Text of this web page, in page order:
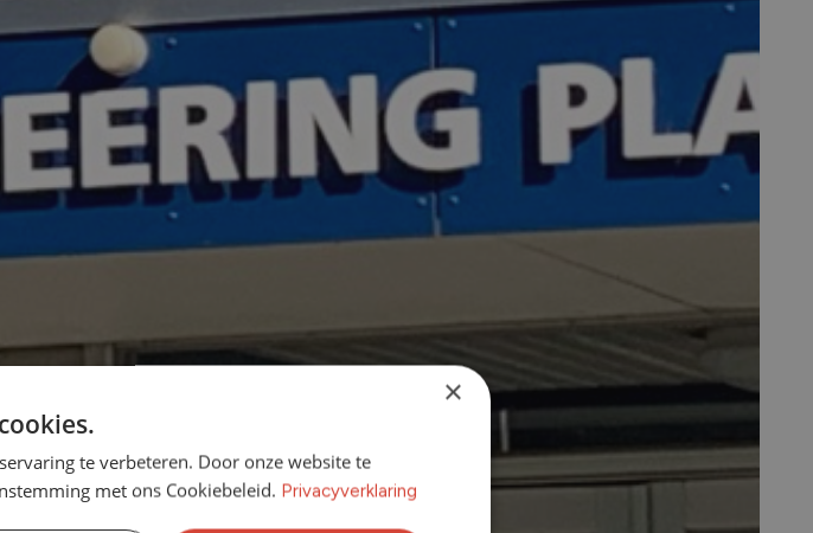
×
te verbeteren. Door onze website te
met ons Cookiebeleid. Privacyverklaring